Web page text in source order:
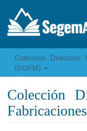
Colección Dirección
(DGFM)
Colección